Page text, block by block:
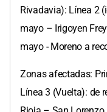
Rivadavia): Línea 2
mayo – Irigoyen
mayo - Moreno a
Zonas afectadas:
Línea 3 (Vuelta): de